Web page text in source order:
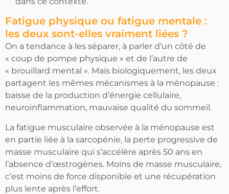
Fatigue physique ou fatigue mentale :
les deux sont-elles vraiment liées ?
On a tendance à les séparer, à parler d’un côté de
« coup de pompe physique » et de l’autre de
« brouillard mental ». Mais biologiquement, les deux
partagent les mêmes mécanismes à la ménopause :
baisse de la production d’énergie cellulaire,
neuroinflammation, mauvaise qualité du sommeil.
La fatigue musculaire observée à la ménopause est
en partie liée à la sarcopénie, la perte progressive de
masse musculaire qui s’accélère après 50 ans en
l’absence d’œstrogènes. Moins de masse musculaire,
c’est moins de force disponible et une récupération
plus lente après l’effort.